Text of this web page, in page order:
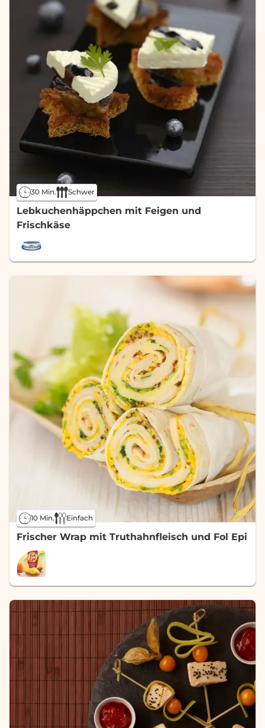
30 Min. Schwer
Lebkuchenhäppchen mit Feigen und
Frischkäse
10 Min. Einfach
Frischer Wrap mit Truthahnfleisch und Fol Epi